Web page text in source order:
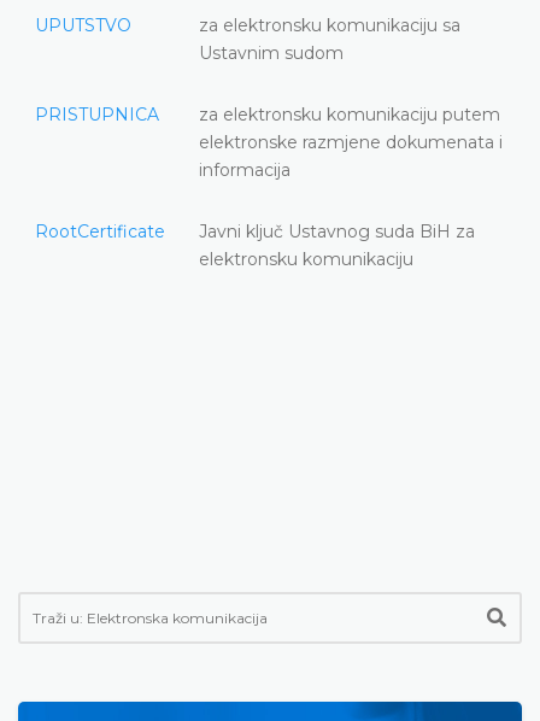
UPUTSTVO
za elektronsku komunikaciju sa
Ustavnim sudom
PRISTUPNICA
za elektronsku komunikaciju putem
elektronske razmjene dokumenata i
informacija
RootCertificate
Javni ključ Ustavnog suda BiH za
elektronsku komunikaciju